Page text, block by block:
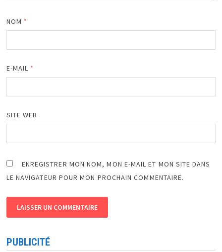
NOM *
E-MAIL *
SITE WEB
ENREGISTRER MON NOM, MON E-MAIL ET MON SITE DANS
LE NAVIGATEUR POUR MON PROCHAIN COMMENTAIRE.
PUBLICITÉ